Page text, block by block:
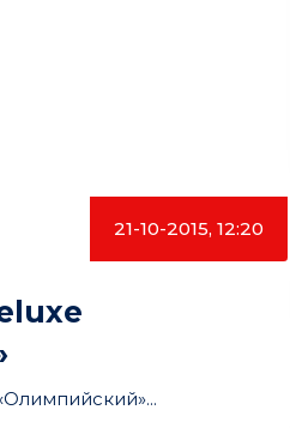
21-10-2015, 12:20